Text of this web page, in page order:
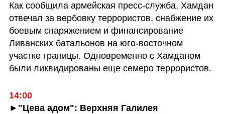
Как сообщила армейская пресс-служба, Хамдан
отвечал за вербовку террористов, снабжение их
боевым снаряжением и финансирование
Ливанских батальонов на юго-восточном
участке границы. Одновременно с Хамданом
были ликвидированы еще семеро террористов.
14:00
►"Цева адом": Верхняя Галилея